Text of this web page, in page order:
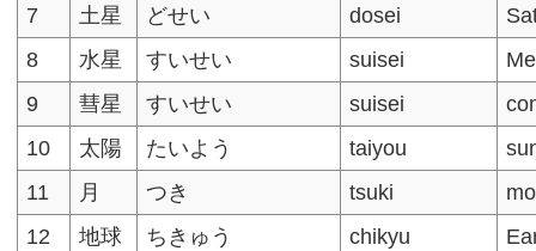
7
土星 どせい dosei
8
水星 すいせい suisei
9
彗星 すいせい suisei
10
太陽 たいよう taiyou
11
月 つき tsuki
12
地球 ちきゅう chikyu